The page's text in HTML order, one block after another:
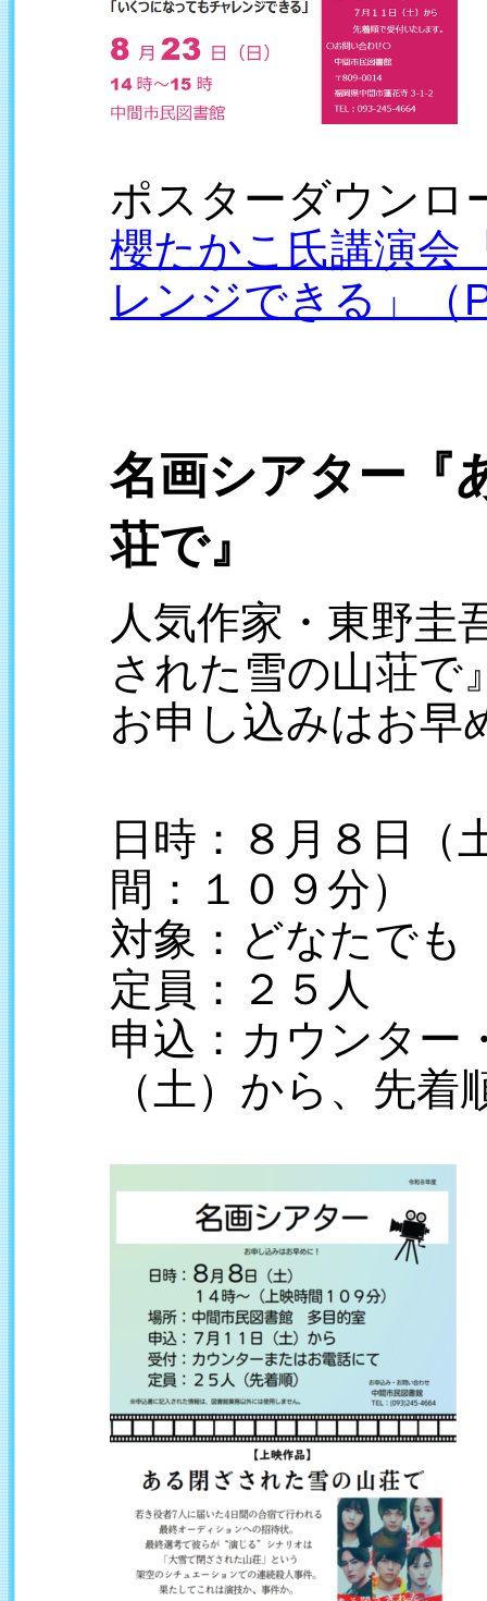
ポスターダウンロ
櫻たかこ氏講演会
レンジできる」（
名画シアター『
荘で』
人気作家・東野圭
された雪の山荘で
お申し込みはお早
日時：８月８日（
間：１０９分）
対象：どなたでも
定員：２５人
申込：カウンター
（土）から、先着